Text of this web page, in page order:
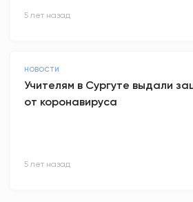
5 лет назад
НОВОСТИ
Учителям в Сургуте выдали
от коронавируса
5 лет назад